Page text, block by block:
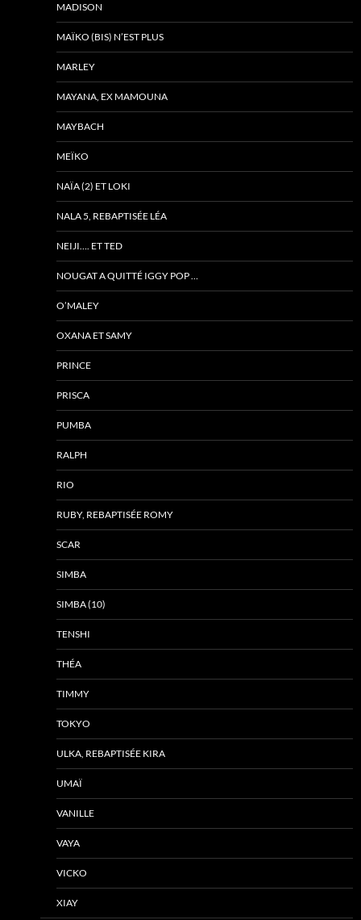
MADISON
MAÏKO (BIS) N’EST PLUS
MARLEY
MAYANA, EX MAMOUNA
MAYBACH
MEÏKO
NAÏA (2) ET LOKI
NALA 5, REBAPTISÉE LÉA
NEIJI…. ET TED
NOUGAT A QUITTÉ IGGY POP …
O’MALEY
OXANA ET SAMY
PRINCE
PRISCA
PUMBA
RALPH
RIO
RUBY, REBAPTISÉE ROMY
SCAR
SIMBA
SIMBA (10)
TENSHI
THÉA
TIMMY
TOKYO
ULKA, REBAPTISÉE KIRA
UMAÏ
VANILLE
VAYA
VICKO
XIAY